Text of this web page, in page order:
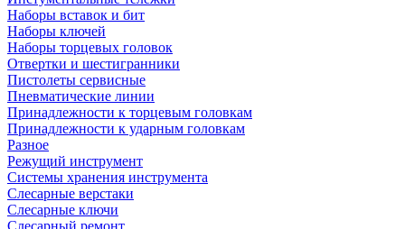
Наборы вставок и бит
Наборы ключей
Наборы торцевых головок
Отвертки и шестигранники
Пистолеты сервисные
Пневматические линии
Принадлежности к торцевым головкам
Принадлежности к ударным головкам
Разное
Режущий инструмент
Системы хранения инструмента
Слесарные верстаки
Слесарные ключи
Слесарный ремонт